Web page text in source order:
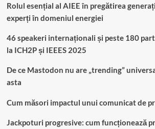
Rolul esențial al AIEE în pregătirea
experți în domeniul energiei
46 speakeri internaționali și peste 180
la ICH2P și IEEES 2025
De ce Mastodon nu are „trending”
asta
Cum măsori impactul unui comunicat de
Jackpoturi progresive: cum funcționează